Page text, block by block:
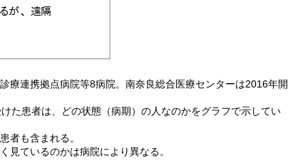
療連携拠点病院等8病院。南奈良総合医療センターは2016年開
た患者は、どの状態（病期）の人なのかをグラフで示してい
者も含まれる。
見ているのかは病院により異なる。